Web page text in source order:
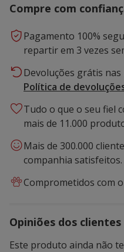
Compre com
Pagamento 100%
repartir em 3 vezes
Devoluções grátis nas
Política de
Tudo o que o seu fiel
mais de 11.000
Mais de 300.000
companhia satisfeitos.
Comprometidos com
Opiniões dos clientes
Este produto ainda não